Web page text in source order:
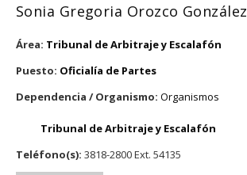
Sonia Gregoria Orozco González
Área: Tribunal de Arbitraje y Escalafón
Puesto: Oficialía de Partes
Dependencia / Organismo: Organismos
Tribunal de Arbitraje y Escalafón
Teléfono(s): 3818-2800 Ext. 54135